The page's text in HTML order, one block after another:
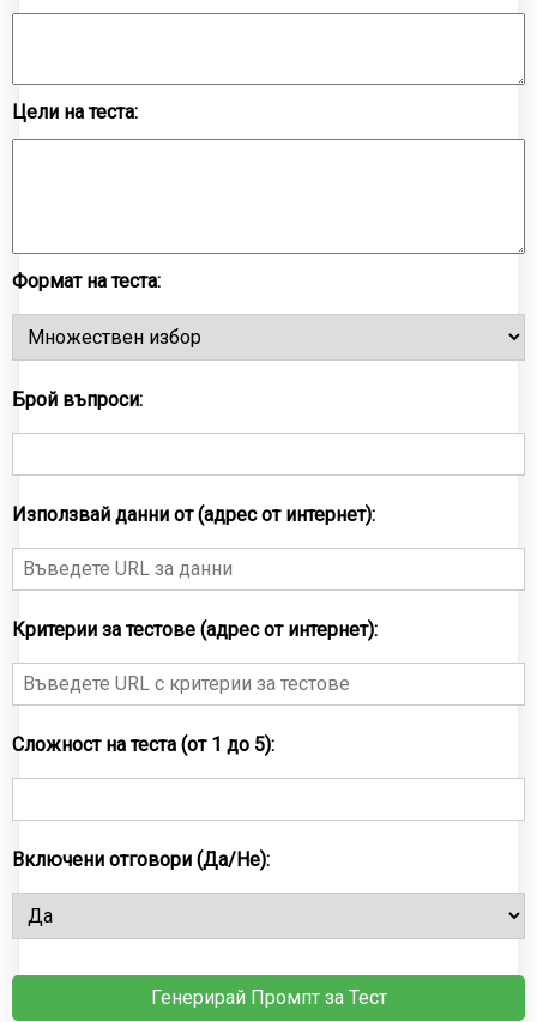
Цели на теста:
Формат на теста:
Брой въпроси:
Използвай данни от (адрес от интернет):
Критерии за тестове (адрес от интернет):
Сложност на теста (от 1 до 5):
Включени отговори (Да/Не):
Генерирай Промпт за Тест